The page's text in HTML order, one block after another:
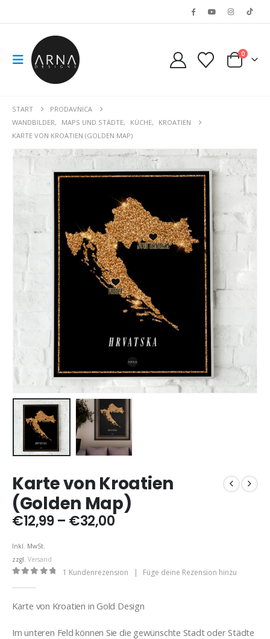
0
START
PRODAVNICA
WANDBILDER, MAPS UND STÄDTE, KÜCHE,
KROATIEN
KARTE VON KROATIEN (GOLDEN MAP)
Karte von Kroatien
(Golden Map)
€12,99 – €32,00Preisspanne:
Inkl. MwSt.
zzgl. Versand
1 Kundenrezension | Füge deine Rezension hinzu
Karte von Kroatien in Gold Design
Im unteren Feld können Sie die gewünschte Stadt oder Städte